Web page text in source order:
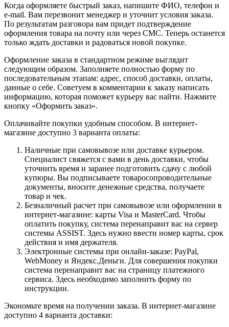
Когда оформляете быстрый заказ, напишите ФИО, телефон и
e-mail. Вам перезвонит менеджер и уточнит условия заказа.
По результатам разговора вам придет подтверждение
оформления товара на почту или через СМС. Теперь останется
только ждать доставки и радоваться новой покупке.
Оформление заказа в стандартном режиме выглядит
следующим образом. Заполняете полностью форму по
последовательным этапам: адрес, способ доставки, оплаты,
данные о себе. Советуем в комментарии к заказу написать
информацию, которая поможет курьеру вас найти. Нажмите
кнопку «Оформить заказ».
Оплачивайте покупки удобным способом. В интернет-
магазине доступно 3 варианта оплаты:
Наличные при самовывозе или доставке курьером.
Специалист свяжется с вами в день доставки, чтобы
уточнить время и заранее подготовить сдачу с любой
купюры. Вы подписываете товаросопроводительные
документы, вносите денежные средства, получаете
товар и чек.
Безналичный расчет при самовывозе или оформлении в
интернет-магазине: карты Visa и MasterCard. Чтобы
оплатить покупку, система перенаправит вас на сервер
системы ASSIST. Здесь нужно ввести номер карты, срок
действия и имя держателя.
Электронные системы при онлайн-заказе: PayPal,
WebMoney и Яндекс.Деньги. Для совершения покупки
система перенаправит вас на страницу платежного
сервиса. Здесь необходимо заполнить форму по
инструкции.
Экономьте время на получении заказа. В интернет-магазине
доступно 4 варианта доставки: